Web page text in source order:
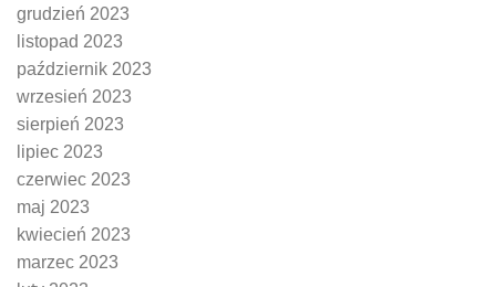
grudzień 2023
listopad 2023
październik 2023
wrzesień 2023
sierpień 2023
lipiec 2023
czerwiec 2023
maj 2023
kwiecień 2023
marzec 2023